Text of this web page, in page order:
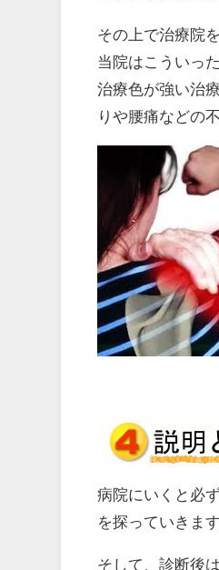
その上で治療院
当院はこういっ
治療色が強い治
りや腰痛などの
病院にいくと必
を探っていきます
そして、診断後